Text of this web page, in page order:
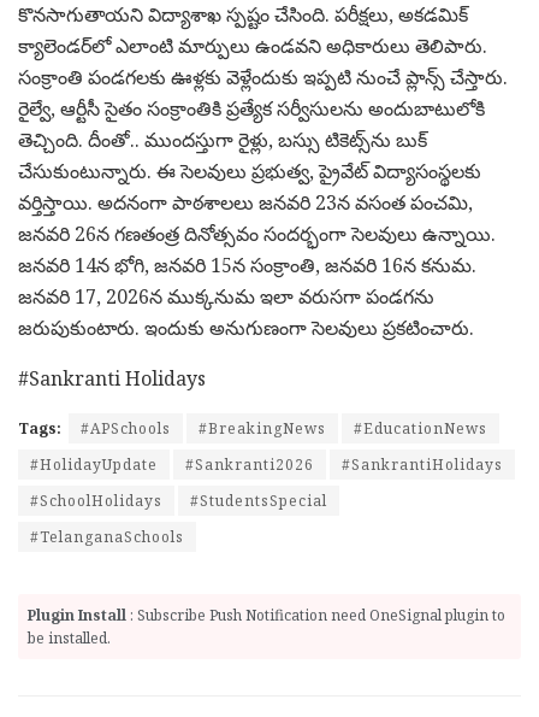
కొనసాగుతాయని విద్యాశాఖ స్పష్టం చేసింది. పరీక్షలు, అకడమిక్
క్యాలెండర్‌లో ఎలాంటి మార్పులు ఉండవని అధికారులు తెలిపారు.
సంక్రాంతి పండగలకు ఊళ్లకు వెళ్లేందుకు ఇప్పటి నుంచే ప్లాన్స్‌ చేస్తారు.
రైల్వే, ఆర్టీసీ సైతం సంక్రాంతికి ప్రత్యేక సర్వీసులను అందుబాటులోకి
తెచ్చింది. దీంతో.. ముందస్తుగా రైళ్లు, బస్సు టికెట్స్‌ను బుక్‌
చేసుకుంటున్నారు. ఈ సెలవులు ప్రభుత్వ, ప్రైవేట్ విద్యాసంస్థలకు
వర్తిస్తాయి. అదనంగా పాఠశాలలు జనవరి 23న వసంత పంచమి,
జనవరి 26న గణతంత్ర దినోత్సవం సందర్భంగా సెలవులు ఉన్నాయి.
జనవరి 14న భోగి, జనవరి 15న సంక్రాంతి, జనవరి 16న కనుమ.
జనవరి 17, 2026న ముక్కనుమ ఇలా వరుసగా పండగను
జరుపుకుంటారు. ఇందుకు అనుగుణంగా సెలవులు ప్రకటించారు.
#Sankranti Holidays
Tags: #APSchools #BreakingNews
#EducationNews
#HolidayUpdate
#Sankranti2026
#SankrantiHolidays
#SchoolHolidays
#StudentsSpecial
#TelanganaSchools
Plugin Install : Subscribe Push Notification need OneSignal plugin to
be installed.